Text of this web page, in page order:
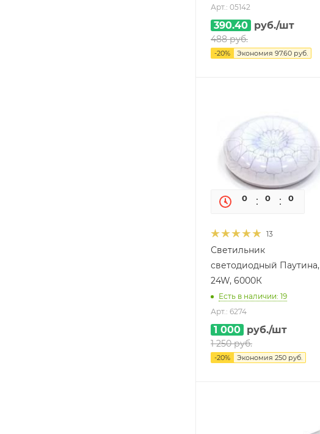
Арт.: 05142
390.40 руб./шт
488руб.
-20% Экономия 97.60 руб.
0 0 0
13
Светильник
светодиодный Паутина,
24W, 6000К
Есть в наличии: 19
Арт.: 6274
1 000 руб./шт
1 250руб.
-20% Экономия 250 руб.